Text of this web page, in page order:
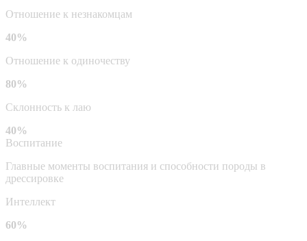
Отношение к незнакомцам
40%
Отношение к одиночеству
80%
Склонность к лаю
40%
Воспитание
Главные моменты воспитания и способности породы в
дрессировке
Интеллект
60%